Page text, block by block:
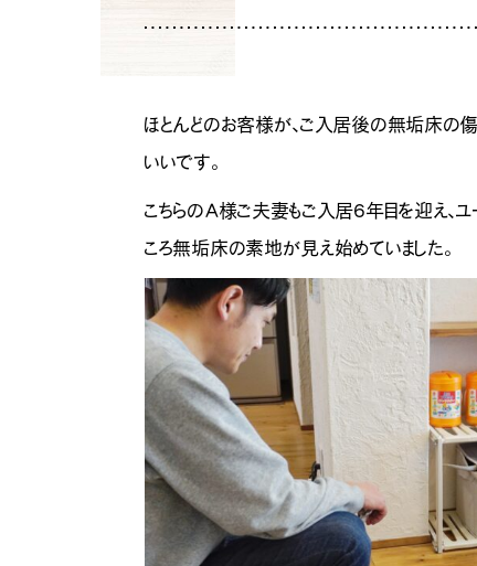
ほとんどのお客様が、ご入居後の無垢床の傷
いいです。
こちらのA様ご夫妻もご入居6年目を迎え、
ころ無垢床の素地が見え始めていました。